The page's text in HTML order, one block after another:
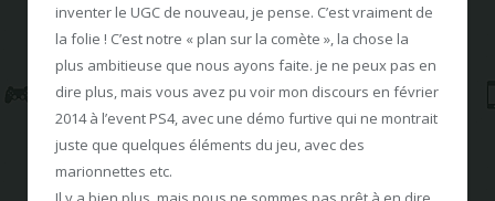
inventer le UGC de nouveau, je pense. C’est vraiment de
la folie ! C’est notre « plan sur la comète », la chose la
plus ambitieuse que nous ayons faite. je ne peux pas en
dire plus, mais vous avez pu voir mon discours en février
2014 à l’event PS4, avec une démo furtive qui ne montrait
juste que quelques éléments du jeu, avec des
marionnettes etc.